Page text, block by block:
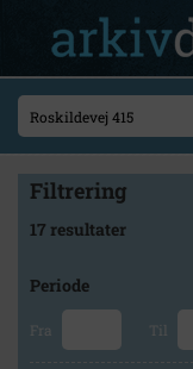
Filtrering
17 resultater
Periode
Fra Til